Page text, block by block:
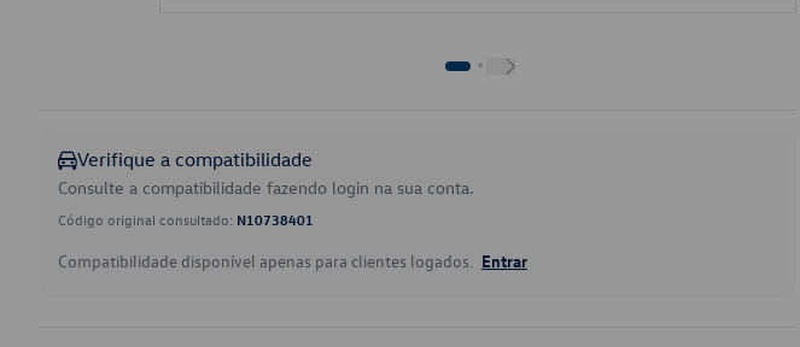
Verifique a compatibilidade
Consulte a compatibilidade fazendo login na sua conta.
Código original consultado: N10738401
Compatibilidade disponível apenas para clientes logados. Entrar